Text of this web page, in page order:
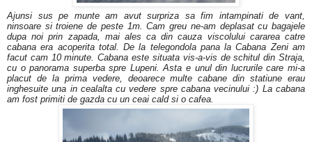
Ajunsi sus pe munte am avut surpriza sa fim intampinati de vant,
ninsoare si troiene de peste 1m. Cam greu ne-am deplasat cu bagajele
dupa noi prin zapada, mai ales ca din cauza viscolului cararea catre
cabana era acoperita total. De la telegondola pana la Cabana Zeni am
facut cam 10 minute. Cabana este situata vis-a-vis de schitul din Straja,
cu o panorama superba spre Lupeni. Asta e unul din lucrurile care mi-a
placut de la prima vedere, deoarece multe cabane din statiune erau
inghesuite una in cealalta cu vedere spre cabana vecinului :) La cabana
am fost primiti de gazda cu un ceai cald si o cafea.